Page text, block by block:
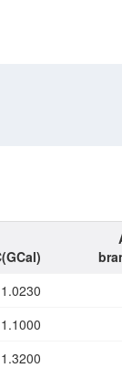
1.0230
1.1000
1.3200